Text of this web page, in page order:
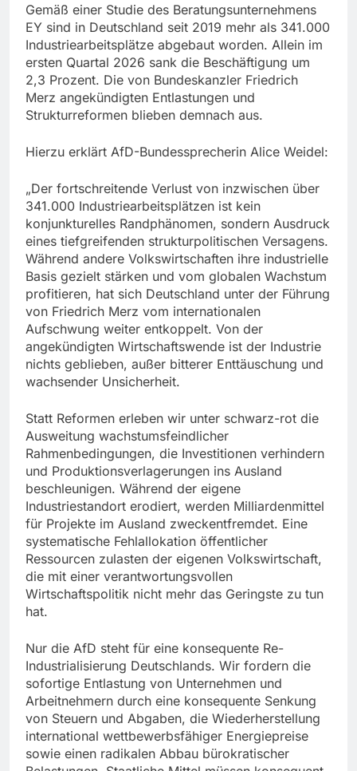
Gemäß einer Studie des Beratungsunternehmens
EY sind in Deutschland seit 2019 mehr als 341.000
Industriearbeitsplätze abgebaut worden. Allein im
ersten Quartal 2026 sank die Beschäftigung um
2,3 Prozent. Die von Bundeskanzler Friedrich
Merz angekündigten Entlastungen und
Strukturreformen blieben demnach aus.
Hierzu erklärt AfD-Bundessprecherin Alice Weidel:
„Der fortschreitende Verlust von inzwischen über
341.000 Industriearbeitsplätzen ist kein
konjunkturelles Randphänomen, sondern Ausdruck
eines tiefgreifenden strukturpolitischen Versagens.
Während andere Volkswirtschaften ihre industrielle
Basis gezielt stärken und vom globalen Wachstum
profitieren, hat sich Deutschland unter der Führung
von Friedrich Merz vom internationalen
Aufschwung weiter entkoppelt. Von der
angekündigten Wirtschaftswende ist der Industrie
nichts geblieben, außer bitterer Enttäuschung und
wachsender Unsicherheit.
Statt Reformen erleben wir unter schwarz-rot die
Ausweitung wachstumsfeindlicher
Rahmenbedingungen, die Investitionen verhindern
und Produktionsverlagerungen ins Ausland
beschleunigen. Während der eigene
Industriestandort erodiert, werden Milliardenmittel
für Projekte im Ausland zweckentfremdet. Eine
systematische Fehlallokation öffentlicher
Ressourcen zulasten der eigenen Volkswirtschaft,
die mit einer verantwortungsvollen
Wirtschaftspolitik nicht mehr das Geringste zu tun
hat.
Nur die AfD steht für eine konsequente Re-
Industrialisierung Deutschlands. Wir fordern die
sofortige Entlastung von Unternehmen und
Arbeitnehmern durch eine konsequente Senkung
von Steuern und Abgaben, die Wiederherstellung
international wettbewerbsfähiger Energiepreise
sowie einen radikalen Abbau bürokratischer